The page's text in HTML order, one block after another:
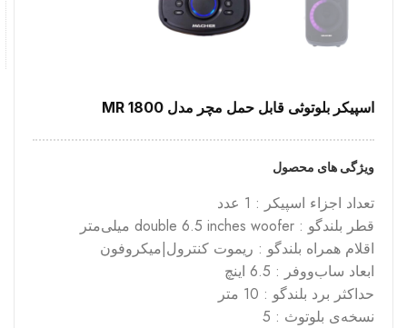
اسپیکر بلوتوثی قابل حمل مچر مدل MR 1800
ویژگی های محصول
تعداد اجزاء اسپیکر : 1 عدد
قطر بلندگو : double 6.5 inches woofer میلی‌متر
اقلام همراه بلندگو : ریموت کنترول|میکروفون
ابعاد ساب‌ووفر : 6.5 اینچ
حداکثر برد بلندگو : 10 متر
نسخه‌ی بلوتوث : 5